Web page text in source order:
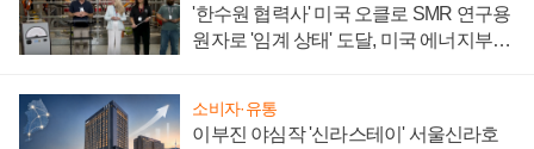
'한수원 협력사' 미국 오클로 SMR 연구용
원자로 '임계 상태' 도달, 미국 에너지부
소비자·유통
이부진 야심작 '신라스테이' 서울신라호